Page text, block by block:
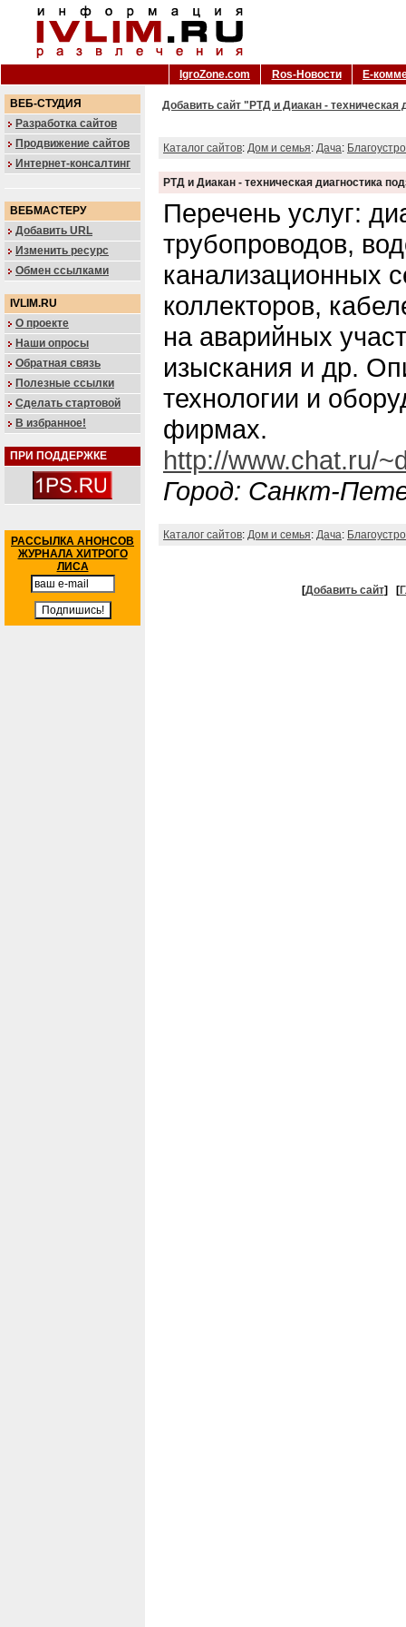
IgroZone.com Ros-Новости Е-
ВЕБ-СТУДИЯ
Разработка сайтов
Продвижение сайтов
Интернет-консалтинг
ВЕБМАСТЕРУ
Добавить URL
Изменить ресурс
Обмен ссылками
IVLIM.RU
О проекте
Наши опросы
Обратная связь
Полезные ссылки
Сделать стартовой
В избранное!
ПРИ ПОДДЕРЖКЕ
РАССЫЛКА АНОНСОВ
ЖУРНАЛА ХИТРОГО
ЛИСА
Добавить сайт "РТД и Диакан -
Каталог сайтов: Дом и семья: Дача:
РТД и Диакан - техническая диагностика
Перечень услуг:
трубопроводов,
канализационных
коллекторов,
на аварийных
изыскания и др.
технологии и
фирмах.
http://www.chat.ru/
Город: Санкт-
Каталог сайтов: Дом и семья: Дача:
[Добавить сайт] [